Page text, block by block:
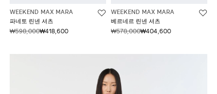
WEEKEND MAX MARA
파네토 린넨 셔츠
₩598,000₩418,600
WEEKEND MAX MARA
베르네르 린넨 셔츠
₩578,000₩404,600